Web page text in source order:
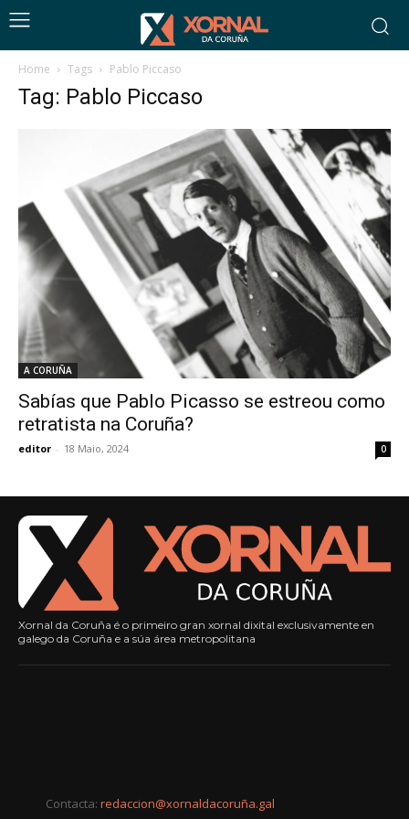
Home Tags Pablo Piccaso
Tag: Pablo Piccaso
A CORUÑA
Sabías que Pablo Picasso se estreou como
retratista na Coruña?
editor - 18 Maio, 2024 0
Xornal da Coruña é o primeiro gran xornal dixital exclusivamente en
galego da Coruña e a súa área metropolitana
Contacta: redaccion@xornaldacoruña.gal